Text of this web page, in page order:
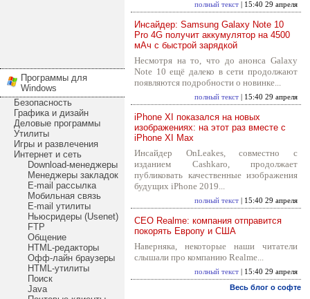
Программы для
Windows
Безопасность
Графика и дизайн
Деловые программы
Утилиты
Игры и развлечения
Интернет и сеть
Download-менеджеры
Менеджеры закладок
E-mail рассылка
Мобильная связь
E-mail утилиты
Ньюсридеры (Usenet)
FTP
Общение
HTML-редакторы
Офф-лайн браузеры
HTML-утилиты
Поиск
Java
полный текст | 15:40 29 апреля
Инсайдер: Samsung Galaxy Note 10
Pro 4G получит аккумулятор на 4500
мАч с быстрой зарядкой
Несмотря на то, что до анонса Galaxy
Note 10 ещё далеко в сети продолжают
появляются подробности о новинке...
полный текст | 15:40 29 апреля
iPhone XI показался на новых
изображениях: на этот раз вместе с
iPhone XI Max
Инсайдер OnLeakes, совместно с
изданием Cashkaro, продолжает
публиковать качественные изображения
будущих iPhone 2019...
полный текст | 15:40 29 апреля
CEO Realme: компания отправится
покорять Европу и США
Наверняка, некоторые наши читатели
слышали про компанию Realme...
полный текст | 15:40 29 апреля
Весь блог о софте